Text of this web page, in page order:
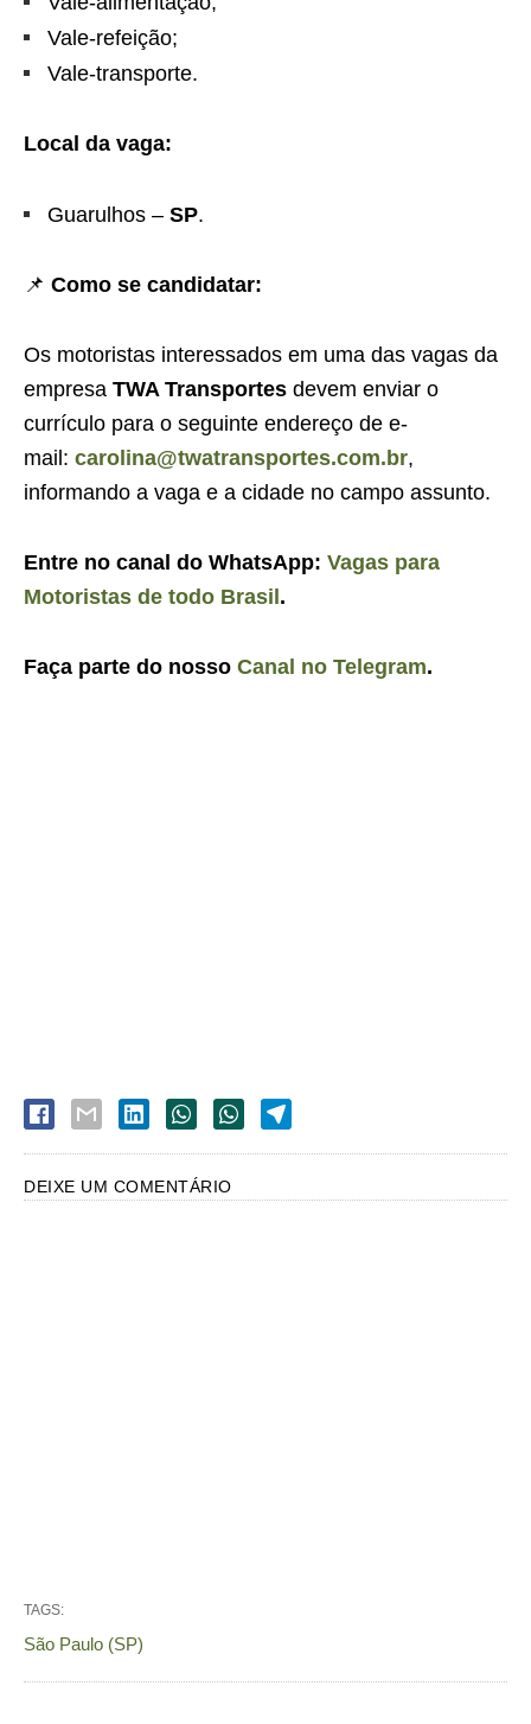
Vale-refeição;
Vale-transporte.
Local da vaga:
Guarulhos – SP.
📌 Como se candidatar:
Os motoristas interessados em uma das vagas da
empresa TWA Transportes devem enviar o
currículo para o seguinte endereço de e-
mail: carolina@twatransportes.com.br,
informando a vaga e a cidade no campo assunto.
Entre no canal do WhatsApp: Vagas para
Motoristas de todo Brasil.
Faça parte do nosso Canal no Telegram.
DEIXE UM COMENTÁRIO
TAGS:
São Paulo (SP)